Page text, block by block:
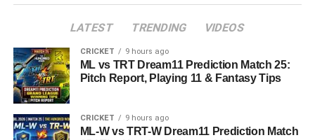
LATEST TRENDING VIDEOS
CRICKET 9 hours ago
ML vs TRT Dream11 Prediction Match 25:
Pitch Report, Playing 11 & Fantasy Tips
CRICKET 9 hours ago
ML-W vs TRT-W Dream11 Prediction Match